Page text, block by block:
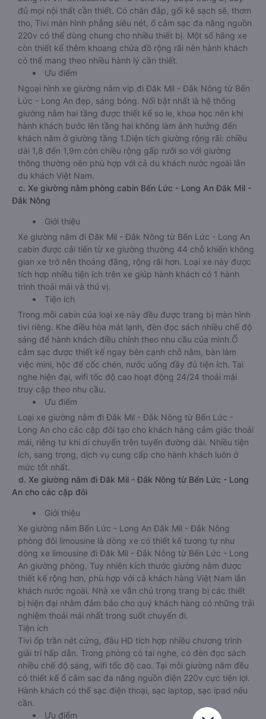
đủ mọi nội thất cần thiết. Có chăn đắp, gối kê sạch sẽ, thơm
tho, Tivi màn hình phẳng siêu nét, ổ cắm sạc đa năng nguồn
220v có thể dùng chung cho nhiều thiết bị. Một số hãng xe
còn thiết kế thêm khoang chứa đồ rộng rãi nên hành khách
có thể mang theo nhiều hành lý cần thiết.
Ưu điểm
Ngoại hình xe giường nằm vip đi Đăk Mil - Đắk Nông từ Bến
Lức - Long An đẹp, sáng bóng. Nổi bật nhất là hệ thống
giường nằm hai tầng được thiết kế so le, khoa học nên khi
hành khách bước lên tầng hai không làm ảnh hưởng đến
khách nằm ở giường tầng 1.Diện tích giường rộng rãi: chiều
dài 1,8 đến 1,9m còn chiều rộng gấp rưỡi so với giường
thông thường nên phù hợp với cả du khách nước ngoài lẫn
du khách Việt Nam.
c. Xe giường nằm phòng cabin Bến Lức - Long An Đăk Mil -
Đắk Nông
Giới thiệu
Xe giường nằm đi Đăk Mil - Đắk Nông từ Bến Lức - Long An
cabin được cải tiến từ xe giường thường 44 chỗ khiến không
gian xe trở nên thoáng đãng, rộng rãi hơn. Loại xe này được
tích hợp nhiều tiện ích trên xe giúp hành khách có 1 hành
trình thoải mái và thú vị.
Tiện ích
Trong mỗi cabin của loại xe này đều được trang bị màn hình
tivi riêng. Khe điều hòa mát lạnh, đèn đọc sách nhiều chế độ
sáng để hành khách điều chỉnh theo nhu cầu của mình.Ổ
cắm sạc được thiết kế ngay bên cạnh chỗ nằm, bàn làm
việc mini, hộc để cốc chén, nước uống đầy đủ tiện ích. Tai
nghe hiện đại, wifi tốc độ cao hoạt động 24/24 thoải mái
truy cập theo nhu cầu.
Ưu điểm
Loại xe giường nằm đi Đăk Mil - Đắk Nông từ Bến Lức -
Long An cho các cặp đôi tạo cho khách hàng cảm giác thoải
mái, riêng tư khi di chuyển trên tuyến đường dài. Nhiều tiện
ích, sang trọng, dịch vụ cung cấp cho hành khách luôn ở
mức tốt nhất.
d. Xe giường nằm đi Đăk Mil - Đắk Nông từ Bến Lức - Long
An cho các cặp đôi
Giới thiệu
Xe giường nằm Bến Lức - Long An Đăk Mil - Đắk Nông
phòng đôi limousine là dòng xe có thiết kế tương tự như
dòng xe limousine đi Đăk Mil - Đắk Nông từ Bến Lức - Long
An giường phòng. Tuy nhiên kích thước giường nằm được
thiết kế rộng hơn, phù hợp với cả khách hàng Việt Nam lẫn
khách nước ngoài. Nhà xe vẫn chú trọng trang bị các thiết
bị hiện đại nhằm đảm bảo cho quý khách hàng có những trải
nghiệm thoải mái nhất trong suốt chuyến đi.
Tiện ích
Tivi ốp trần nét cứng, đầu HD tích hợp nhiều chương trình
giải trí hấp dẫn. Trong phòng có tai nghe, có đèn đọc sách
nhiều chế độ sáng, wifi tốc độ cao. Tại mỗi giường nằm đều
có thiết kế ổ cắm sạc đa năng nguồn điện 220v cực tiện lợi.
Hành khách có thể sạc điện thoại, sạc laptop, sạc ipad nếu
cần.
Ưu điểm